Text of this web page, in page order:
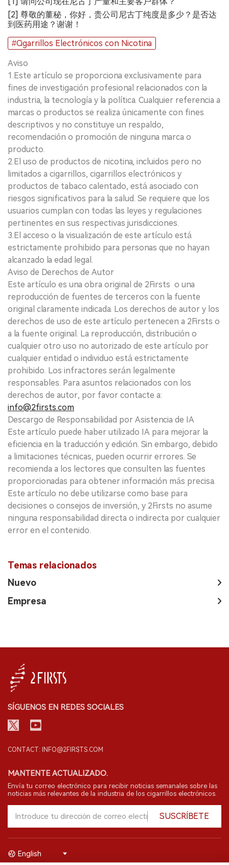
[2] 尊敬的董秘，你好，贵公司尼古丁纯度是多少？是否达
到医药用途？谢谢！
#Cigarrillos Electrónicos con Nicotina
Aviso
1.Este artículo se proporciona exclusivamente para
fines de investigación profesional relacionados con la
industria, la tecnología y la política. Cualquier referencia a
marcas o productos se realiza únicamente con fines
descriptivos y no constituye un respaldo,
recomendación o promoción de ninguna marca o
producto.
2.El uso de productos de nicotina, incluidos pero no
limitados a cigarrillos, cigarrillos electrónicos y
productos de tabaco calentado, está asociado con
riesgos significativos para la salud. Se requiere que los
usuarios cumplan con todas las leyes y regulaciones
pertinentes en sus respectivas jurisdicciones.
3.El acceso o la visualización de este artículo está
estrictamente prohibido para personas que no hayan
alcanzado la edad legal.
Aviso de Derechos de Autor
Este artículo es una obra original de 2Firsts o una
reproducción de fuentes de terceros con la fuente
original claramente indicada. Los derechos de autor y los
derechos de uso de este artículo pertenecen a 2Firsts o
a la fuente original. La reproducción, distribución o
cualquier otro uso no autorizado de este artículo por
cualquier entidad o individuo está estrictamente
prohibido. Los infractores serán legalmente
responsables. Para asuntos relacionados con los
derechos de autor, por favor contacte a:
info@2firsts.com
Descargo de Responsabilidad por Asistencia de IA
Este artículo puede haber utilizado IA para mejorar la
eficiencia en la traducción y edición. Sin embargo, debido
a limitaciones técnicas, pueden ocurrir errores. Se
recomienda a los lectores que consulten las fuentes
proporcionadas para obtener información más precisa.
Este artículo no debe utilizarse como base para
decisiones o consejos de inversión, y 2Firsts no asume
ninguna responsabilidad directa o indirecta por cualquier
error en el contenido.
Temas relacionados
Nuevo
Empresa
SÍGUENOS EN REDES SOCIALES
CONTACT: INFO@2FIRSTS.COM
MANTENTE ACTUALIZADO.
Envía tu correo electrónico para recibir noticias semanales sobre las
noticias más relevantes de la industria de los cigarrillos electrónicos.
SUSCRÍBETE
English